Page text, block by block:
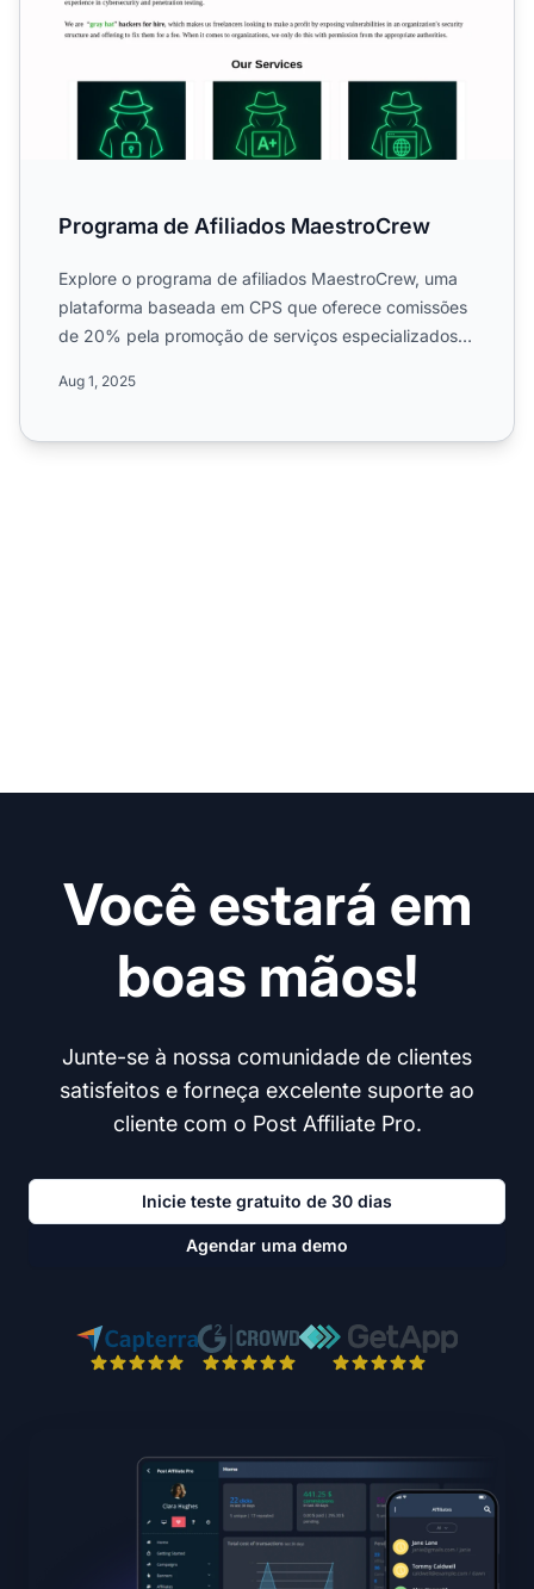
Programa de Afiliados MaestroCrew
Explore o programa de afiliados MaestroCrew, uma
plataforma baseada em CPS que oferece comissões
de 20% pela promoção de serviços especializados
Aug 1, 2025
Você estará em
boas mãos!
Junte-se à nossa comunidade de clientes
satisfeitos e forneça excelente suporte ao
cliente com o Post Affiliate Pro.
Inicie teste gratuito de 30 dias
Agendar uma demo